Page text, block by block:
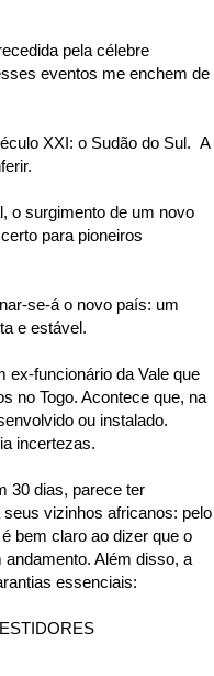
pela célebre
eventos me enchem de
XXI: o Sudão do Sul. A
o surgimento de um novo
para pioneiros
se-á o novo país: um
e estável.
ex-funcionário da Vale que
no Togo. Acontece que, na
ou instalado.
incertezas.
30 dias, parece ter
vizinhos africanos: pelo
bem claro ao dizer que o
Além disso, a
essenciais: